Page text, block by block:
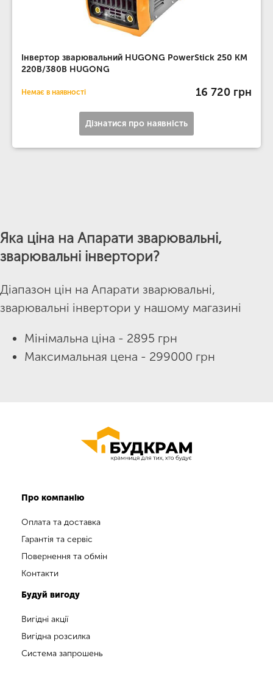
Інвертор зварювальний HUGONG PowerStick 250 KM
220В/380В HUGONG
Немає в наявності 16 720 грн
Дізнатися про наявність
Яка ціна на Апарати зварювальні,
зварювальні інвертори?
Діапазон цін на Апарати зварювальні,
зварювальні інвертори у нашому магазині
Мінімальна ціна - 2895 грн
Максимальная цена - 299000 грн
Про компанію
Оплата та доставка
Гарантія та сервіс
Повернення та обмін
Контакти
Будуй вигоду
Вигідні акції
Вигідна розсилка
Система запрошень